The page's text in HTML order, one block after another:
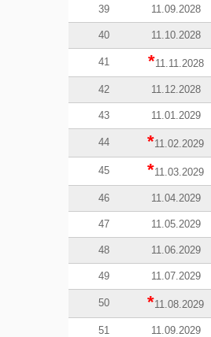
39 11.09.2028
40 11.10.2028
41 *11.11.2028
42 11.12.2028
43 11.01.2029
44 *11.02.2029
45 *11.03.2029
46 11.04.2029
47 11.05.2029
48 11.06.2029
49 11.07.2029
50 *11.08.2029
51 11.09.2029